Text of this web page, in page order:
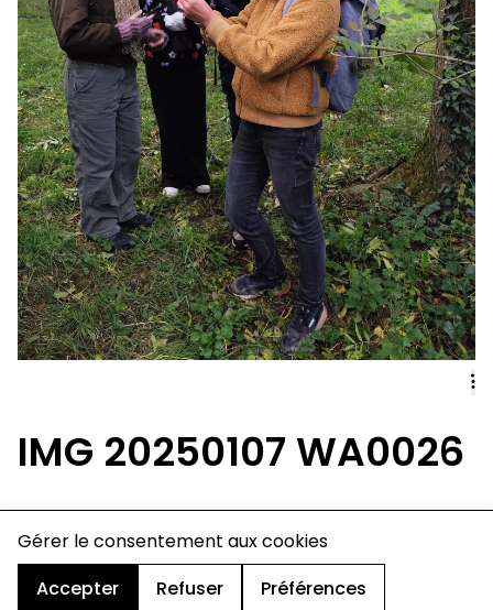
Gérer le consentement aux cookies
Accepter
Refuser Préférences
AA
IMG 20250107 WA0026
charte de confidentialité
mentions légales
cookies
design & développement :